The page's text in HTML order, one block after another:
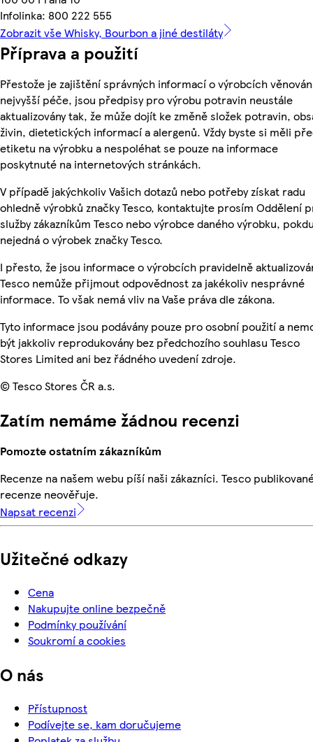
Infolinka: 800 222 555
Zobrazit vše Whisky, Bourbon a jiné destiláty
Příprava a použití
Přestože je zajištění správných informací o výrobcích
nejvyšší péče, jsou předpisy pro výrobu potravin neustále
aktualizovány tak, že může dojít ke změně složek potravin,
živin, dietetických informací a alergenů. Vždy byste si měli
etiketu na výrobku a nespoléhat se pouze na informace
poskytnuté na internetových stránkách.
V případě jakýchkoliv Vašich dotazů nebo potřeby získat radu
ohledně výrobků značky Tesco, kontaktujte prosím Oddělení
služby zákazníkům Tesco nebo výrobce daného výrobku,
nejedná o výrobek značky Tesco.
I přesto, že jsou informace o výrobcích pravidelně
Tesco nemůže přijmout odpovědnost za jakékoliv nesprávné
informace. To však nemá vliv na Vaše práva dle zákona.
Tyto informace jsou podávány pouze pro osobní použití a
být jakkoliv reprodukovány bez předchozího souhlasu Tesco
Stores Limited ani bez řádného uvedení zdroje.
© Tesco Stores ČR a.s.
Zatím nemáme žádnou recenzi
Pomozte ostatním zákazníkům
Recenze na našem webu píší naši zákazníci. Tesco
recenze neověřuje.
Napsat recenzi
Užitečné odkazy
Cena
Nakupujte online bezpečně
Podmínky používání
Soukromí a cookies
O nás
Přístupnost
Podívejte se, kam doručujeme